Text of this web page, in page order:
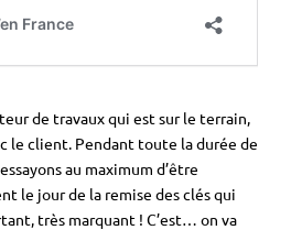
de travaux qui est sur le terrain,
le client. Pendant toute la durée de
au maximum d’être
le jour de la remise des clés qui
très marquant ! C’est… on va